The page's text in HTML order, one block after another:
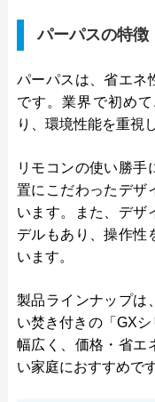
パーパスの特徴
パーパスは、省エネ
です。業界で初め
り、環境性能を重視
リモコンの使い勝手
置にこだわったデザ
います。また、デザ
デルもあり、操作性
います。
製品ラインナップは
い焚き付きの「GX
幅広く、価格・省エ
い家庭におすすめです